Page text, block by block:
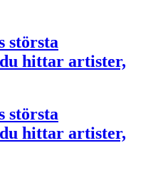
största
hittar artister,
största
hittar artister,